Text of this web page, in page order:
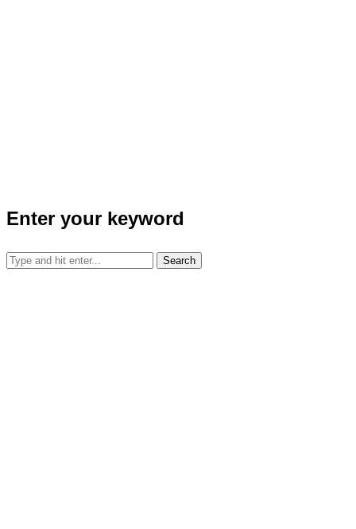
Enter your keyword
Search